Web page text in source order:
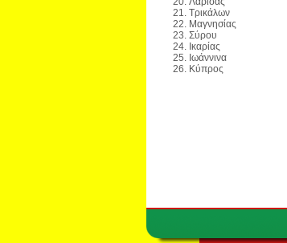
Τρικάλων
Μαγνησίας
Σύρου
Ικαρίας
Ιωάννινα
Κύπρος